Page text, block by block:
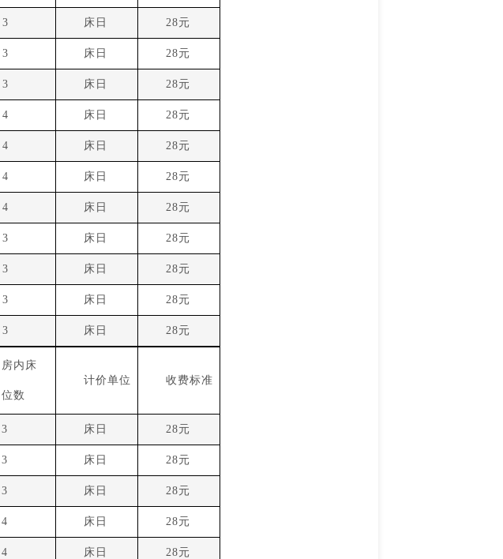
3 床日 28元
3 床日 28元
3 床日 28元
4 床日 28元
4 床日 28元
4 床日 28元
4 床日 28元
3 床日 28元
3 床日 28元
3 床日 28元
3 床日 28元
房内床
位数
计价单位 收费标准
3 床日 28元
3 床日 28元
3 床日 28元
4 床日 28元
4 床日 28元